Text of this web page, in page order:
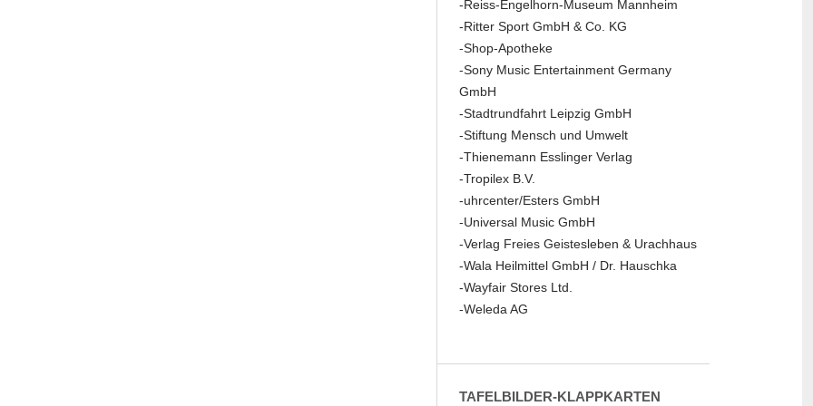
-Reiss-Engelhorn-Museum Mannheim
-Ritter Sport GmbH & Co. KG
-Shop-Apotheke
-Sony Music Entertainment Germany
GmbH
-Stadtrundfahrt Leipzig GmbH
-Stiftung Mensch und Umwelt
-Thienemann Esslinger Verlag
-Tropilex B.V.
-uhrcenter/Esters GmbH
-Universal Music GmbH
-Verlag Freies Geistesleben & Urachhaus
-Wala Heilmittel GmbH / Dr. Hauschka
-Wayfair Stores Ltd.
-Weleda AG
TAFELBILDER-KLAPPKARTEN